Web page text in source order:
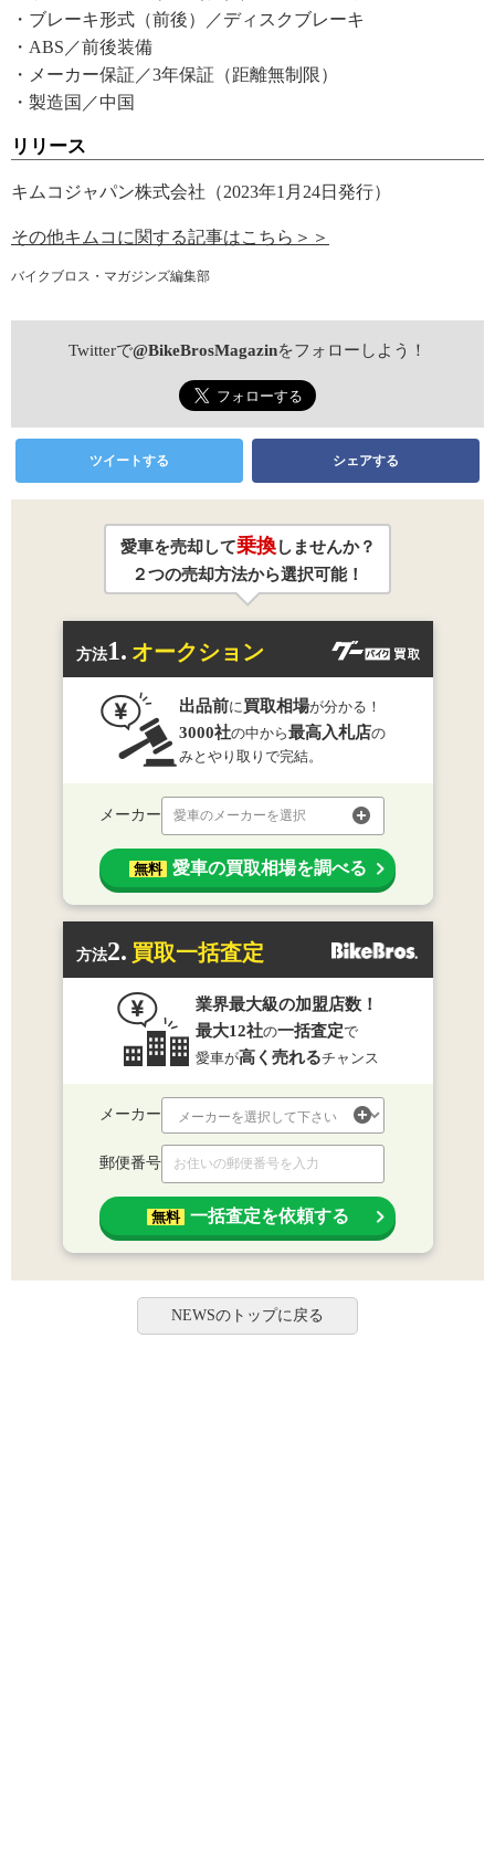
・ブレーキ形式（前後）／ディスクブレーキ
・ABS／前後装備
・メーカー保証／3年保証（距離無制限）
・製造国／中国
リリース
キムコジャパン株式会社（2023年1月24日発行）
その他キムコに関する記事はこちら＞＞
バイクブロス・マガジンズ編集部
Twitterで@BikeBrosMagazinをフォローしよう！
ツイートする シェアする
愛車を売却して乗換しませんか？
２つの売却方法から選択可能！
方法1. オークション
出品前に 買取相場が分かる！
3000社の中から最高入札店の
みとやり取りで完結。
メーカー 愛車のメーカーを選択
無料 愛車の買取相場を調べる
方法2. 買取一括査定
業界最大級の加盟店数！
最大12社の一括査定で
愛車が高く売れるチャンス
メーカー
郵便番号
無料 一括査定を依頼する
NEWSのトップに戻る